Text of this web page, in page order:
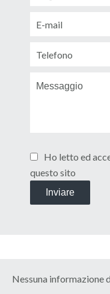
Ho letto ed
questo sito
Inviare
Nessuna informazione